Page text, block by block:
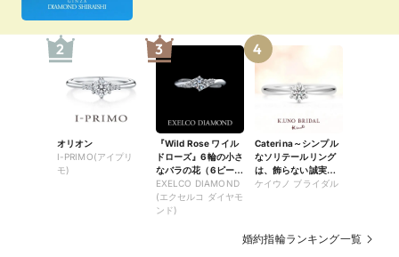
2
オリオン
I-PRIMO(アイプリ
モ)
3
『Wild Rose ワイル
ドローズ』6輪の小さ
なバラの花（6ピース
のダイヤ）が、薬指
の上で咲き誇るリン
グ
EXELCO DIAMOND
(エクセルコ ダイヤモ
ンド)
4
Caterina～シンプル
なソリテールリング
は、飾らない誠実な
愛の象徴～
ケイウノ ブライダル
婚約指輪ランキング一覧